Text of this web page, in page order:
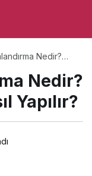
Nedir?
Nedir?
Yapılır?
Niye